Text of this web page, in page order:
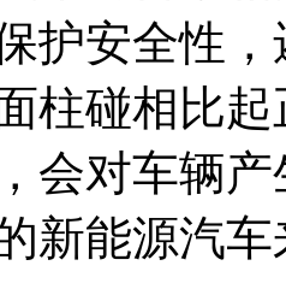
护安全性
柱碰相比
会对车辆
新能源汽